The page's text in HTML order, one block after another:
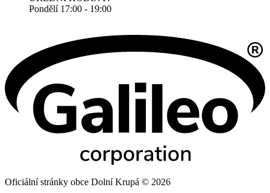
Pondělí 17:00 - 19:00
Oficiální stránky obce Dolní Krupá © 2026